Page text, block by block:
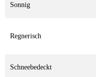
Sonnig
Regnerisch
Schneebedeckt